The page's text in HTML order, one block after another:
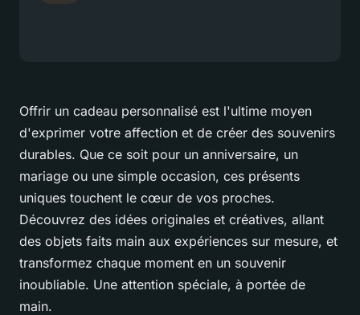
Offrir un cadeau personnalisé est l'ultime moyen
d'exprimer votre affection et de créer des souvenirs
durables. Que ce soit pour un anniversaire, un
mariage ou une simple occasion, ces présents
uniques touchent le cœur de vos proches.
Découvrez des idées originales et créatives, allant
des objets faits main aux expériences sur mesure, et
transformez chaque moment en un souvenir
inoubliable. Une attention spéciale, à portée de
main.